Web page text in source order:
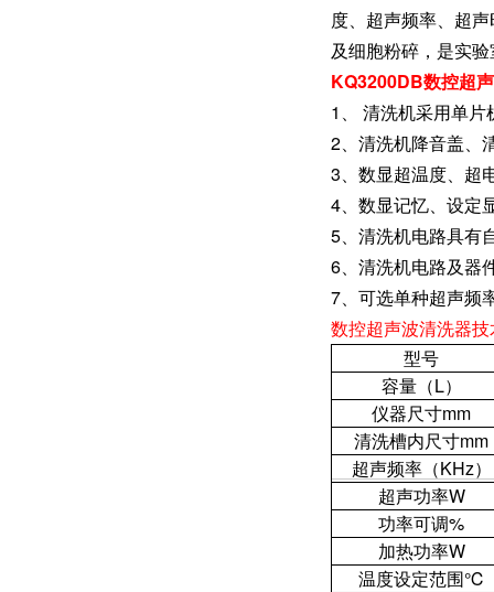
度、超声频率、超
及细胞粉碎，是实
KQ3200DB数控超
1、 清洗机采用单片
2、清洗机降音盖、
3、数显超温度、超
4、数显记忆、设定
5、清洗机电路具有
6、清洗机电路及器
7、可选单种超声频
数控超声波清洗器
型号
容量（L）
仪器尺寸mm
清洗槽内尺寸mm
超声频率（KHz）
超声功率W
功率可调%
加热功率W
温度设定范围℃